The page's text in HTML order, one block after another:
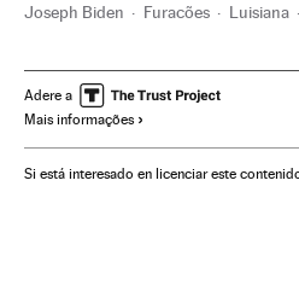
Joseph Biden Furacões Luisiana
Meteorologia Desastres
Adere a
Mais informações
Si está interesado en licenciar este